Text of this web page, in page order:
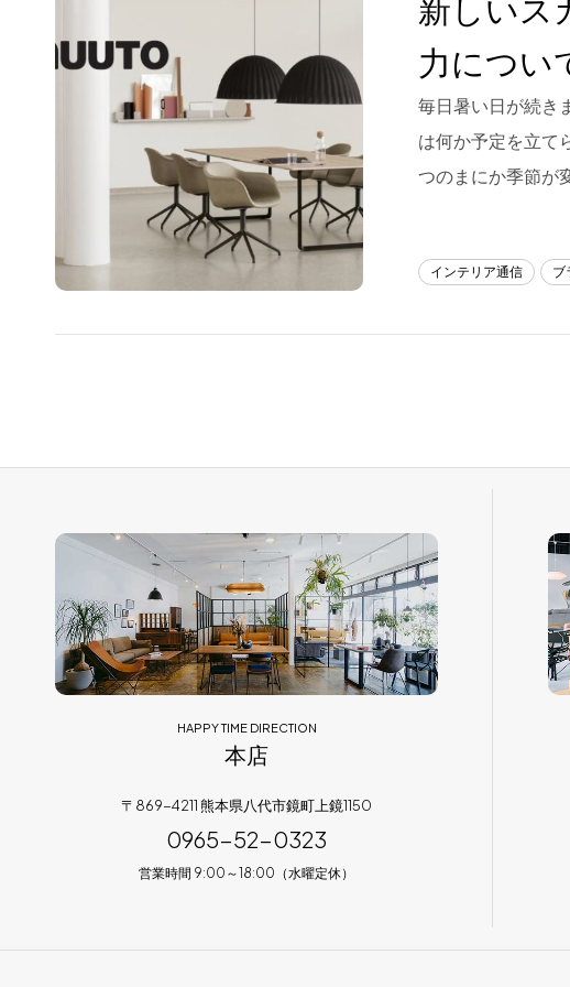
About us
Contact
熊本店
096-274-8175
0965-45-9282
新しいス
力につい
毎日暑い日が続き
は何か予定を立て
つのまにか季節が
インテリア通信 ブ
HAPPY TIME DIRECTION
本店
〒869-4211 熊本県八代市鏡町上鏡1150
0965-52-0323
営業時間 9:00～18:00（水曜定休）